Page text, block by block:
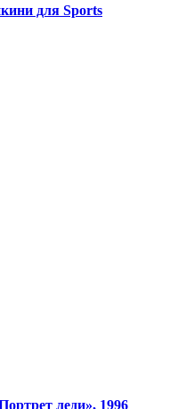
для Sports
леди», 1996